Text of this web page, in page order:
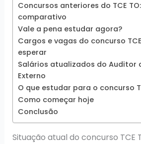
Concursos anteriores do TCE
comparativo
Vale a pena estudar agora?
Cargos e vagas do concurso
esperar
Salários atualizados do Auditor
Externo
O que estudar para o concurso
Como começar hoje
Conclusão
Situação atual do concurso TCE